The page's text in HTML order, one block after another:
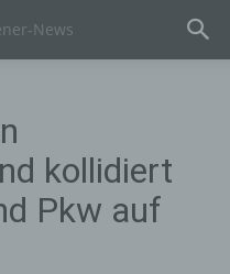
kollidiert
Pkw auf